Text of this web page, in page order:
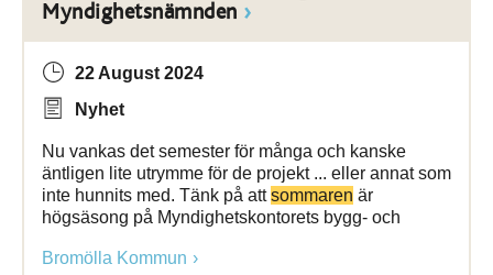
Myndighetsnämnden
22 August 2024
Nyhet
Nu vankas det semester för många och kanske
äntligen lite utrymme för de projekt ... eller annat som
inte hunnits med. Tänk på attsommaren är
högsäsong på Myndighetskontorets bygg- och
Bromölla Kommun